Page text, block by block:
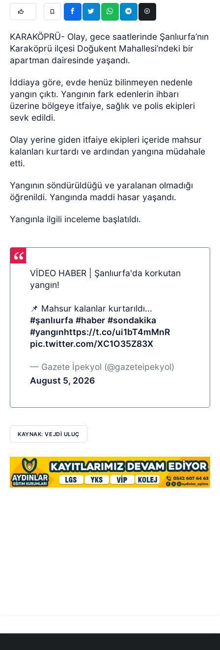
KARAKÖPRÜ- Olay, gece saatlerinde Şanlıurfa’nın
Karaköprü ilçesi Doğukent Mahallesi’ndeki bir
apartman dairesinde yaşandı.
İddiaya göre, evde henüz bilinmeyen nedenle
yangın çıktı. Yangının fark edenlerin ihbarı
üzerine bölgeye itfaiye, sağlık ve polis ekipleri
sevk edildi.
Olay yerine giden itfaiye ekipleri içeride mahsur
kalanları kurtardı ve ardından yangına müdahale
etti.
Yangının söndürüldüğü ve yaralanan olmadığı
öğrenildi. Yangında maddi hasar yaşandı.
Yangınla ilgili inceleme başlatıldı.
VİDEO HABER | Şanlıurfa'da korkutan
yangın!
📌 Mahsur kalanlar kurtarıldı...
#şanlıurfa #haber #sondakika
#yangınhttps://t.co/ui1bT4mMnR
pic.twitter.com/XC1O35Z83X
— Gazete İpekyol (@gazeteipekyol)
August 5, 2026
KAYNAK: VEJDI ULUÇ